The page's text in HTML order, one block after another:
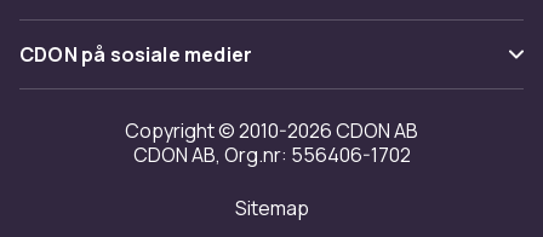
Kundeanmeldelser
Jobbe på CDON
Investor relations
Tilgjengelighet
Merchant Help Center
CDON på sosiale medier
Copyright © 2010-2026 CDON AB
CDON AB, Org.nr: 556406-1702
Sitemap